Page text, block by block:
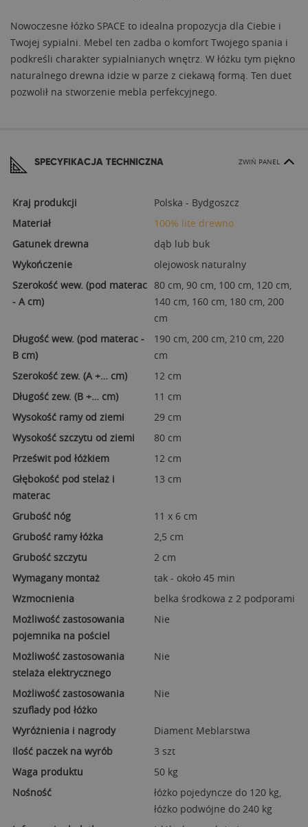
Nowoczesne łóżko SPACE to idealna propozycja dla Ciebie i
Twojej sypialni. Mebel ten zadba o komfort Twojego spania i
podkreśli charakter sypialnianych wnętrz. W łóżku tym piękno
naturalnego drewna idzie w parze z ciekawą formą. Ten duet
pozwolił na stworzenie mebla perfekcyjnego.
SPECYFIKACJA TECHNICZNA ZWIŃ PANEL
Kraj produkcji
Polska - Bydgoszcz
Materiał
100% lite drewno
Gatunek drewna
dąb lub buk
Wykończenie
olejowosk naturalny
Szerokość wew. (pod materac
- A cm)
80 cm, 90 cm, 100 cm, 120 cm,
140 cm, 160 cm, 180 cm, 200
cm
Długość wew. (pod materac -
B cm)
190 cm, 200 cm, 210 cm, 220
cm
Szerokość zew. (A +… cm)
12 cm
Długość zew. (B +… cm)
11 cm
Wysokość ramy od ziemi
29 cm
Wysokość szczytu od ziemi
80 cm
Prześwit pod łóżkiem
12 cm
Głębokość pod stelaż i
materac
13 cm
Grubość nóg
11 x 6 cm
Grubość ramy łóżka
2,5 cm
Grubość szczytu
2 cm
Wymagany montaż
tak - około 45 min
Wzmocnienia
belka środkowa z 2 podporami
Możliwość zastosowania
pojemnika na pościel
Nie
Możliwość zastosowania
stelaża elektrycznego
Nie
Możliwość zastosowania
szuflady pod łóżko
Nie
Wyróżnienia i nagrody
Diament Meblarstwa
Ilość paczek na wyrób
3 szt
Waga produktu
50 kg
Nośność
łóżko pojedyncze do 120 kg,
łóżko podwójne do 240 kg